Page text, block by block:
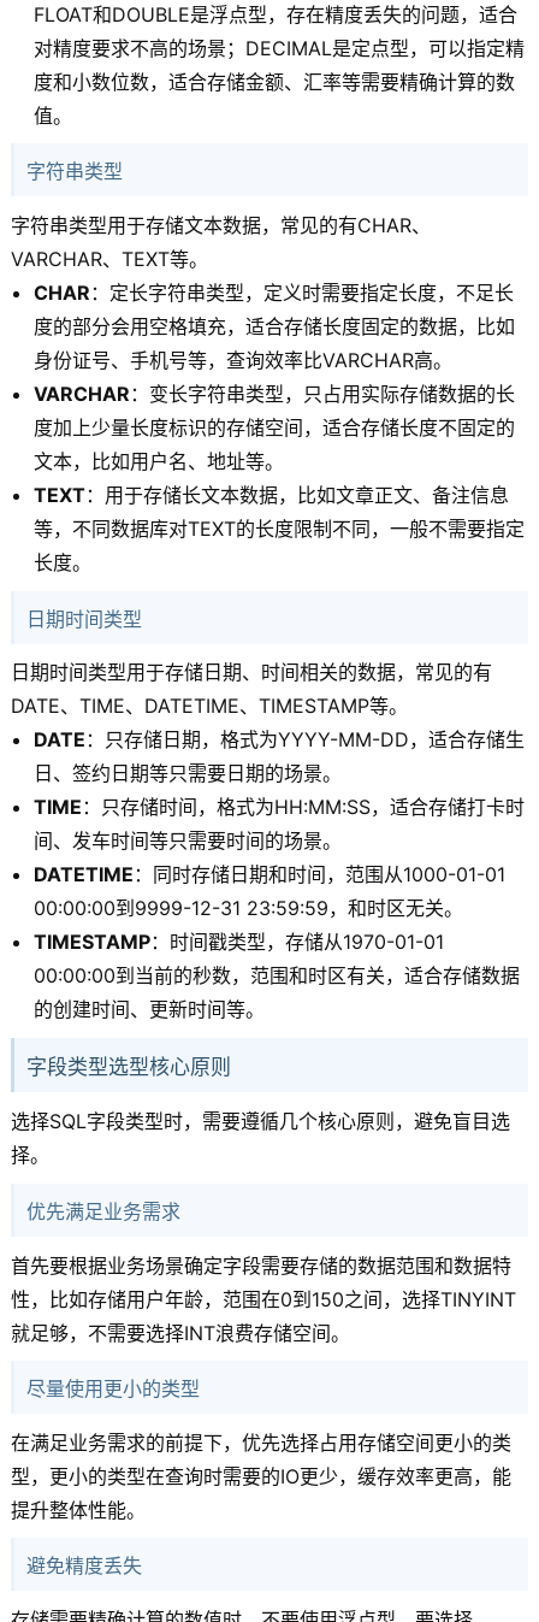
FLOAT和DOUBLE是浮点型，存在精度丢失的问题，适合
对精度要求不高的场景；DECIMAL是定点型，可以指定精
度和小数位数，适合存储金额、汇率等需要精确计算的数
值。
字符串类型
字符串类型用于存储文本数据，常见的有CHAR、
VARCHAR、TEXT等。
CHAR ：定长字符串类型，定义时需要指定长度，不足长
度的部分会用空格填充，适合存储长度固定的数据，比如
身份证号、手机号等，查询效率比VARCHAR高。
VARCHAR ：变长字符串类型，只占用实际存储数据的长
度加上少量长度标识的存储空间，适合存储长度不固定的
文本，比如用户名、地址等。
TEXT：用于存储长文本数据，比如文章正文、备注信息
等，不同数据库对TEXT的长度限制不同，一般不需要指定
长度。
日期时间类型
日期时间类型用于存储日期、时间相关的数据，常见的有
DATE、TIME、DATETIME、TIMESTAMP等。
DATE ：只存储日期，格式为YYYY-MM-DD，适合存储生
日、签约日期等只需要日期的场景。
TIME ：只存储时间，格式为HH:MM:SS，适合存储打卡时
间、发车时间等只需要时间的场景。
DATETIME ：同时存储日期和时间，范围从1000-01-01
00:00:00到9999-12-31 23:59:59，和时区无关。
TIMESTAMP：时间戳类型，存储从1970-01-01
00:00:00到当前的秒数，范围和时区有关，适合存储数据
的创建时间、更新时间等。
字段类型选型核心原则
选择SQL字段类型时，需要遵循几个核心原则，避免盲目选
择。
优先满足业务需求
首先要根据业务场景确定字段需要存储的数据范围和数据特
性，比如存储用户年龄，范围在0到150之间，选择TINYINT
就足够，不需要选择INT浪费存储空间。
尽量使用更小的类型
在满足业务需求的前提下，优先选择占用存储空间更小的类
型，更小的类型在查询时需要的IO更少，缓存效率更高，能
提升整体性能。
避免精度丢失